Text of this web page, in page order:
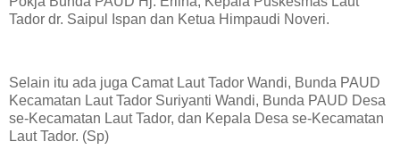
Tador dr. Saipul Ispan dan Ketua Himpaudi Noveri.
Selain itu ada juga Camat Laut Tador Wandi, Bunda PAUD
Kecamatan Laut Tador Suriyanti Wandi, Bunda PAUD Desa
se-Kecamatan Laut Tador, dan Kepala Desa se-Kecamatan
Laut Tador. (Sp)